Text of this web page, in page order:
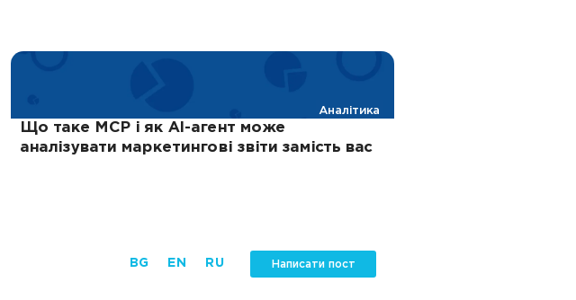
Аналітика
Що таке MCP і як AI-агент може
аналізувати маркетингові звіти замість вас
BG EN RU Написати пост